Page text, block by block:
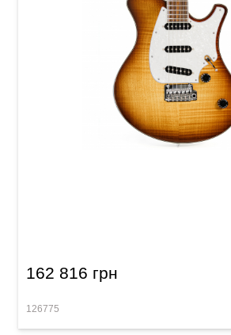
162 816 грн
126775